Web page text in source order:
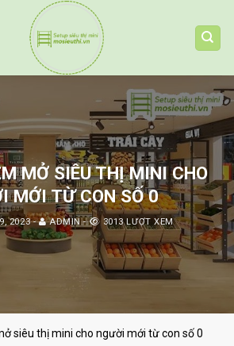
MỞ SIÊU THỊ MINI CHO
MỚI TỪ CON SỐ 0
2023- ADMIN- 3013 LƯỢT XEM
siêu thị mini cho người mới từ con số 0